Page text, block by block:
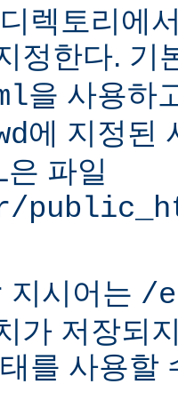
렉토리에
정한다. 기
을 사용하
에 지정된
파일
지시어는 /
가 저장되
를 사용할